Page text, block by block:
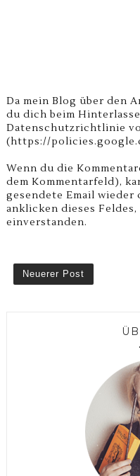
Da mein Blog über den
du dich beim
Datenschutzrichtlinie
(https://
Wenn du die
dem Kommentarfeld),
gesendete Email
anklicken dieses
einverstanden.
Neuerer Post